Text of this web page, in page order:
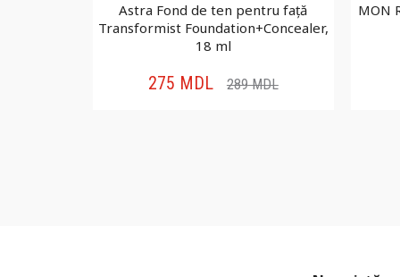
Astra Fond de ten pentru față
Transformist Foundation+Concealer,
18 ml
275 MDL 289MDL
MON